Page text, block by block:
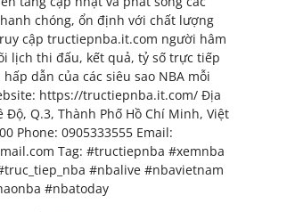
chóng, ổn định với chất lượng
cập tructiepnba.it.com người hâm
lịch thi đấu, kết quả, tỷ số trực tiếp
dẫn của các siêu sao NBA mỗi
https://tructiepnba.it.com/ Địa
Độ, Q.3, Thành Phố Hồ Chí Minh, Việt
Phone: 0905333555 Email:
Tag: #tructiepnba #xemnba
#nbalive #nbavietnam
#nbatoday